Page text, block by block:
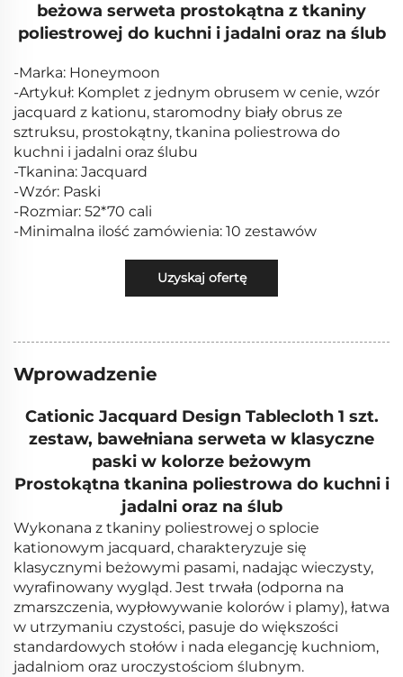
beżowa serweta prostokątna z tkaniny
poliestrowej do kuchni i jadalni oraz na ślub
-Marka: Honeymoon
-Artykuł: Komplet z jednym obrusem w cenie, wzór
jacquard z kationu, staromodny biały obrus ze
sztruksu, prostokątny, tkanina poliestrowa do
kuchni i jadalni oraz ślubu
-Tkanina: Jacquard
-Wzór: Paski
-Rozmiar: 52*70 cali
-Minimalna ilość zamówienia: 10 zestawów
Uzyskaj ofertę
Wprowadzenie
Cationic Jacquard Design Tablecloth 1 szt.
zestaw, bawełniana serweta w klasyczne
paski w kolorze beżowym
Prostokątna tkanina poliestrowa do kuchni i
jadalni oraz na ślub
Wykonana z tkaniny poliestrowej o splocie
kationowym jacquard, charakteryzuje się
klasycznymi beżowymi pasami, nadając wieczysty,
wyrafinowany wygląd. Jest trwała (odporna na
zmarszczenia, wypłowywanie kolorów i plamy), łatwa
w utrzymaniu czystości, pasuje do większości
standardowych stołów i nada elegancję kuchniom,
jadalniom oraz uroczystościom ślubnym.